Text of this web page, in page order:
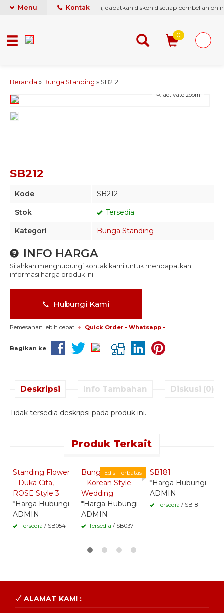
yang terbaik & termurah, dapatkan diskon disetiap pembelian
Menu Kontak
0
Beranda » Bunga Standing » SB212
activate zoom
SB212
Kode SB212
Stok Tersedia
Kategori Bunga Standing
INFO HARGA
Silahkan menghubungi kontak kami untuk mendapatkan
informasi harga produk ini.
Hubungi Kami
Pemesanan lebih cepat! Quick Order - Whatsapp -
Bagikan ke
Deskripsi Info Tambahan Diskusi (0)
Tidak tersedia deskripsi pada produk ini.
Produk Terkait
Standing Flower
– Duka Cita,
ROSE Style 3
*Harga Hubungi
ADMIN
Tersedia / SB054
Quick Order -
Edisi Terbatas
Bunga Standing
– Korean Style
Wedding
*Harga Hubungi
ADMIN
Tersedia / SB037
SB181
*Harga Hubungi
ADMIN
Tersedia / SB181
ALAMAT KAMI :